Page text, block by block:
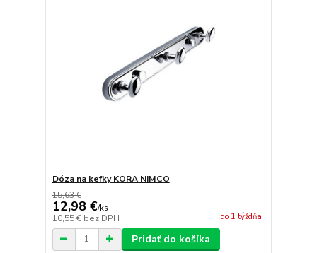
Dóza na kefky KORA NIMCO
15,63 €
12,98 €/ks
10,55 € bez DPH do 1 týždňa
Pridať do košíka